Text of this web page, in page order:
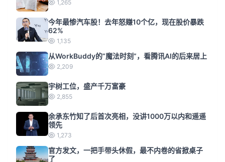
1,265
今年最惨汽车股！去年怒赚10个亿，现在股价暴跌
62%
1,135
从WorkBuddy的“魔法时刻”，看腾讯AI的后来居上
2,209
宇树工位，盛产千万富豪
2,855
余承东竹知了后首次亮相，没讲1000万以内和遥遥
领先
1,273
官方发文，一把手带头休假，最不内卷的省掀桌子
了